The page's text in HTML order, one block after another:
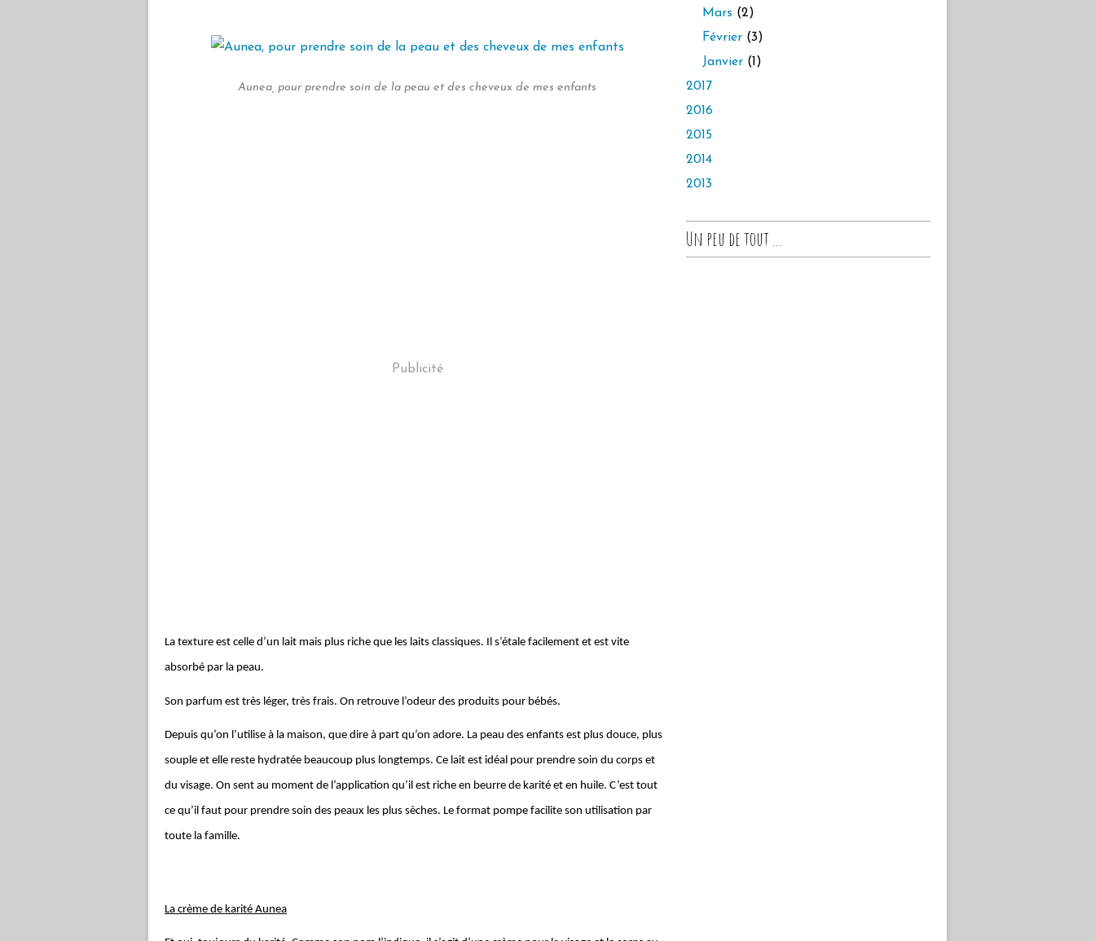
Aunea, pour prendre soin de la peau et des cheveux de mes enfants
Publicité
La texture est celle d’un lait mais plus riche que les laits classiques. Il s’étale facilement et est vite
absorbé par la peau.
Son parfum est très léger, très frais. On retrouve l’odeur des produits pour bébés.
Depuis qu’on l’utilise à la maison, que dire à part qu’on adore. La peau des enfants est plus douce, plus
souple et elle reste hydratée beaucoup plus longtemps. Ce lait est idéal pour prendre soin du corps et
du visage. On sent au moment de l’application qu’il est riche en beurre de karité et en huile. C’est tout
ce qu’il faut pour prendre soin des peaux les plus sèches. Le format pompe facilite son utilisation par
toute la famille.
La crème de karité Aunea
Mars (2)
Février (3)
Janvier (1)
2017
2016
2015
2014
2013
Un peu de tout ...